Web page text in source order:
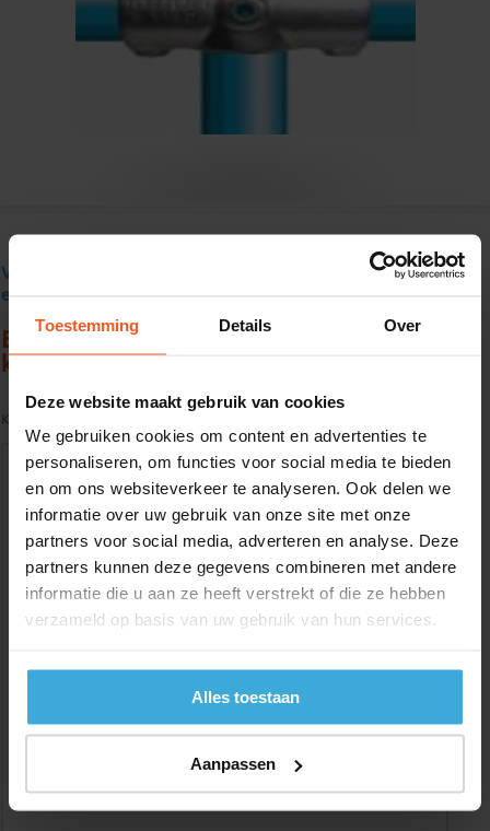
Toestemming Details Over
Deze website maakt gebruik van cookies
We gebruiken cookies om content en advertenties te
personaliseren, om functies voor social media te bieden
en om ons websiteverkeer te analyseren. Ook delen we
informatie over uw gebruik van onze site met onze
partners voor social media, adverteren en analyse. Deze
partners kunnen deze gegevens combineren met andere
informatie die u aan ze heeft verstrekt of die ze hebben
verzameld op basis van uw gebruik van hun services.
Alles toestaan
Aanpassen
Verzendkosten € 18 excl. BTW, gratis verzending vanaf € 250
excl. BTW
Buisklem type 119 C, verzinkt1 1/4" (42,4)
kruisstuk
Kwaliteit:
Standaard maat:
Voorraad: 7
Aantal:
Materiaalkosten : €
0,00
Alle bedragen zijn excl. 21% BTW